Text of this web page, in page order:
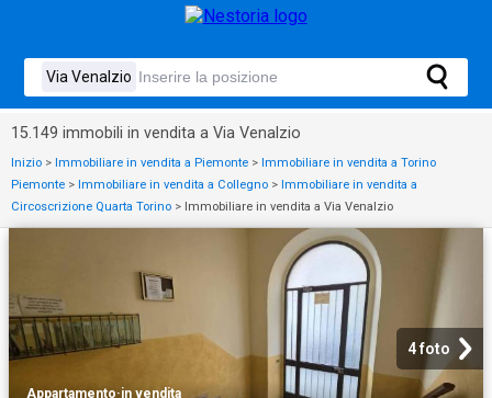
15.149 immobili in vendita a Via Venalzio
Inizio > Immobiliare in vendita a Piemonte > Immobiliare in vendita a Torino
Piemonte > Immobiliare in vendita a Collegno > Immobiliare in vendita a
Circoscrizione Quarta Torino > Immobiliare in vendita a Via Venalzio
4 foto
Appartamento·in vendita